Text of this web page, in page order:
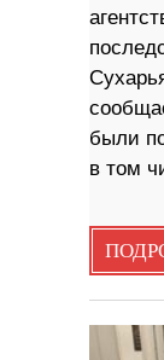
были
в том